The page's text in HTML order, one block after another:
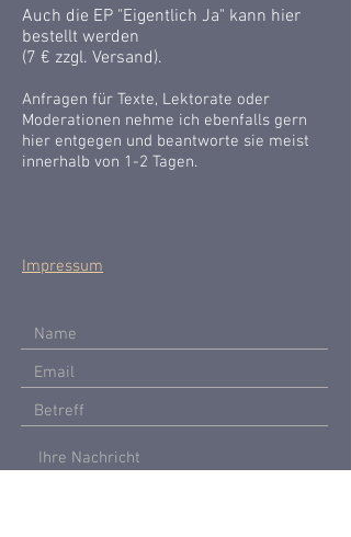
Auch die EP "Eigentlich Ja" kann hier
bestellt werden
(7 € zzgl. Versand).
Anfragen für Texte, Lektorate oder
Moderationen nehme ich ebenfalls gern
hier entgegen und beantworte sie meist
innerhalb von 1-2 Tagen.
Impressum